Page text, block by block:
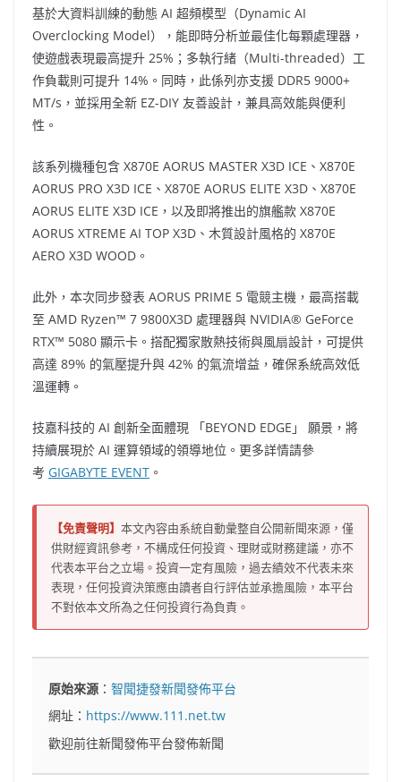
基於大資料訓練的動態 AI 超頻模型（Dynamic AI
Overclocking Model），能即時分析並最佳化每顆處理器，
使遊戲表現最高提升 25%；多執行緒（Multi-threaded）工
作負載則可提升 14%。同時，此係列亦支援 DDR5 9000+
MT/s，並採用全新 EZ-DIY 友善設計，兼具高效能與便利
性。
該系列機種包含 X870E AORUS MASTER X3D ICE、X870E
AORUS PRO X3D ICE、X870E AORUS ELITE X3D、X870E
AORUS ELITE X3D ICE，以及即將推出的旗艦款 X870E
AORUS XTREME AI TOP X3D、木質設計風格的 X870E
AERO X3D WOOD。
此外，本次同步發表 AORUS PRIME 5 電競主機 ，最高搭載
至 AMD Ryzen™ 7 9800X3D 處理器與 NVIDIA® GeForce
RTX™ 5080 顯示卡。搭配獨家散熱技術與風扇設計，可提供
高達 89% 的氣壓提升與 42% 的氣流增益，確保系統高效低
溫運轉。
技嘉科技的 AI 創新全面體現 「BEYOND EDGE」 願景，將
持續展現於 AI 運算領域的領導地位。更多詳情請參
考 GIGABYTE EVENT 。
【免責聲明】 本文內容由系統自動彙整自公開新聞來源，僅
供財經資訊參考，不構成任何投資、理財或財務建議，亦不
代表本平台之立場。投資一定有風險，過去績效不代表未來
表現，任何投資決策應由讀者自行評估並承擔風險，本平台
不對依本文所為之任何投資行為負責。
原始來源 ：智聞捷發新聞發佈平台
網址： https://www.111.net.tw
歡迎前往新聞發佈平台發佈新聞